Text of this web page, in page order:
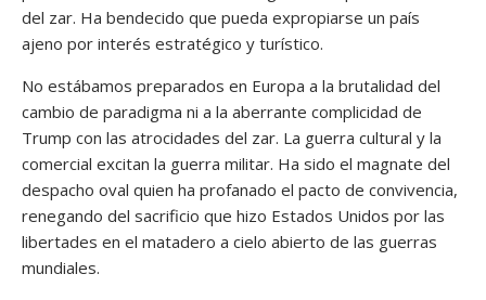
del zar. Ha bendecido que pueda expropiarse un país
ajeno por interés estratégico y turístico.
No estábamos preparados en Europa a la brutalidad del
cambio de paradigma ni a la aberrante complicidad de
Trump con las atrocidades del zar. La guerra cultural y la
comercial excitan la guerra militar. Ha sido el magnate del
despacho oval quien ha profanado el pacto de convivencia,
renegando del sacrificio que hizo Estados Unidos por las
libertades en el matadero a cielo abierto de las guerras
mundiales.